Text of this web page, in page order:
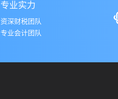
专业实力
资深财税团队
专业会计团队